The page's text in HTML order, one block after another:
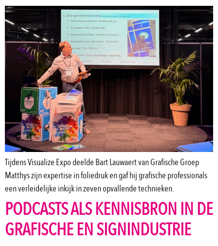
Tijdens Visualize Expo deelde Bart Lauwaert van Grafische Groep
Matthys zijn expertise in foliedruk en gaf hij grafische professionals
een verleidelijke inkijk in zeven opvallende technieken.
PODCASTS ALS KENNISBRON IN DE
GRAFISCHE EN SIGNINDUSTRIE